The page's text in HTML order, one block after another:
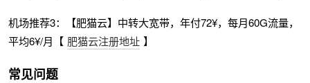
机场推荐3：【肥猫云】中转大宽带，年付72¥，每月60G流量，
平均6¥/月【 肥猫云注册地址 】
常见问题